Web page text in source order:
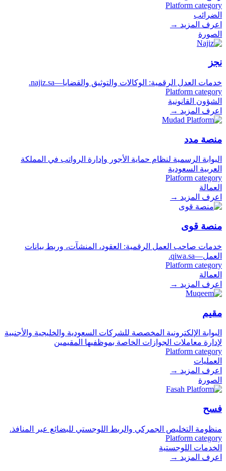
Platform category
الضرائب
اعرف المزيد →
الصورة
نجز
خدمات العدل الرقمية: الوكالات والتوثيق والقضايا—najiz.sa.
Platform category
الشؤون القانونية
اعرف المزيد →
منصة مدد
البوابة الرسمية لنظام حماية الأجور وإدارة الرواتب في المملكة
العربية السعودية
Platform category
العمالة
اعرف المزيد →
منصة قوى
خدمات صاحب العمل الرقمية: العقود، المنشآت، وربط بيانات
العمل—qiwa.sa.
Platform category
العمالة
اعرف المزيد →
مقيم
البوابة الإلكترونية المخصصة للشركات السعودية والخليجية والأجنبية
لإدارة معاملات الجوازات الخاصة بموظفيها المقيمين
Platform category
العمليات
اعرف المزيد →
الصورة
فسح
منظومة التخليص الجمركي والربط اللوجستي للبضائع عبر المنافذ.
Platform category
الخدمات اللوجستية
اعرف المزيد →